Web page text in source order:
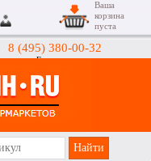
8 (495) 380-00-32
Гипермаркеты
Ваша
корзина
пуста